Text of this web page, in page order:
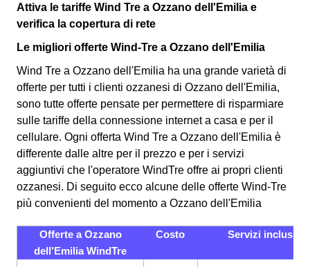
Attiva le tariffe Wind Tre a Ozzano dell'Emilia e
verifica la copertura di rete
Le migliori offerte Wind-Tre a Ozzano dell'Emilia
Wind Tre a Ozzano dell'Emilia ha una grande varietà di
offerte per tutti i clienti ozzanesi di Ozzano dell'Emilia,
sono tutte offerte pensate per permettere di risparmiare
sulle tariffe della connessione internet a casa e per il
cellulare. Ogni offerta Wind Tre a Ozzano dell'Emilia è
differente dalle altre per il prezzo e per i servizi
aggiuntivi che l'operatore WindTre offre ai propri clienti
ozzanesi. Di seguito ecco alcune delle offerte Wind-Tre
più convenienti del momento a Ozzano dell'Emilia
Offerte a Ozzano
dell'Emilia WindTre
Costo Servizi inclusi